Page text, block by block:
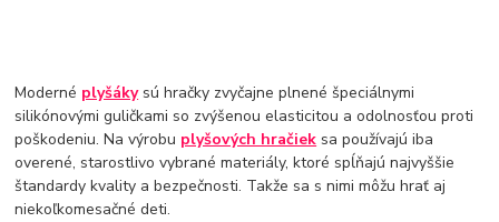
Moderné plyšákysú hračky zvyčajne plnené špeciálnymi
silikónovými guličkami so zvýšenou elasticitou a odolnosťou proti
poškodeniu. Na výrobu plyšových hračiek sa používajú iba
overené, starostlivo vybrané materiály, ktoré spĺňajú najvyššie
štandardy kvality a bezpečnosti. Takže sa s nimi môžu hrať aj
niekoľkomesačné deti.